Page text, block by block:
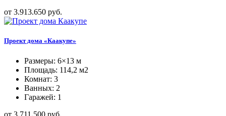
от 3.913.650 руб.
Проект дома «Каакупе»
Размеры: 6×13 м
Площадь: 114,2 м2
Комнат: 3
Ванных: 2
Гаражей: 1
от 3.711.500 руб.